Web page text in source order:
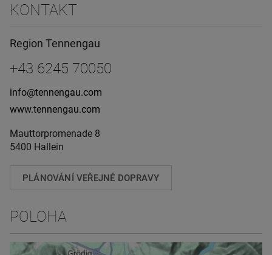
KONTAKT
Region Tennengau
+43 6245 70050
info@tennengau.com
www.tennengau.com
Mauttorpromenade 8
5400 Hallein
PLÁNOVÁNÍ VEŘEJNÉ DOPRAVY
POLOHA